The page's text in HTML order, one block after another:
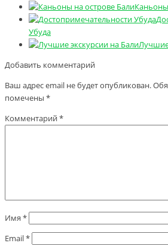
Убуда
Лучшие
Добавить комментарий
Ваш адрес email не будет опубликован.
помечены *
Комментарий*
Имя *
Email*